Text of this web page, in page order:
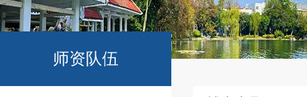
师资队伍